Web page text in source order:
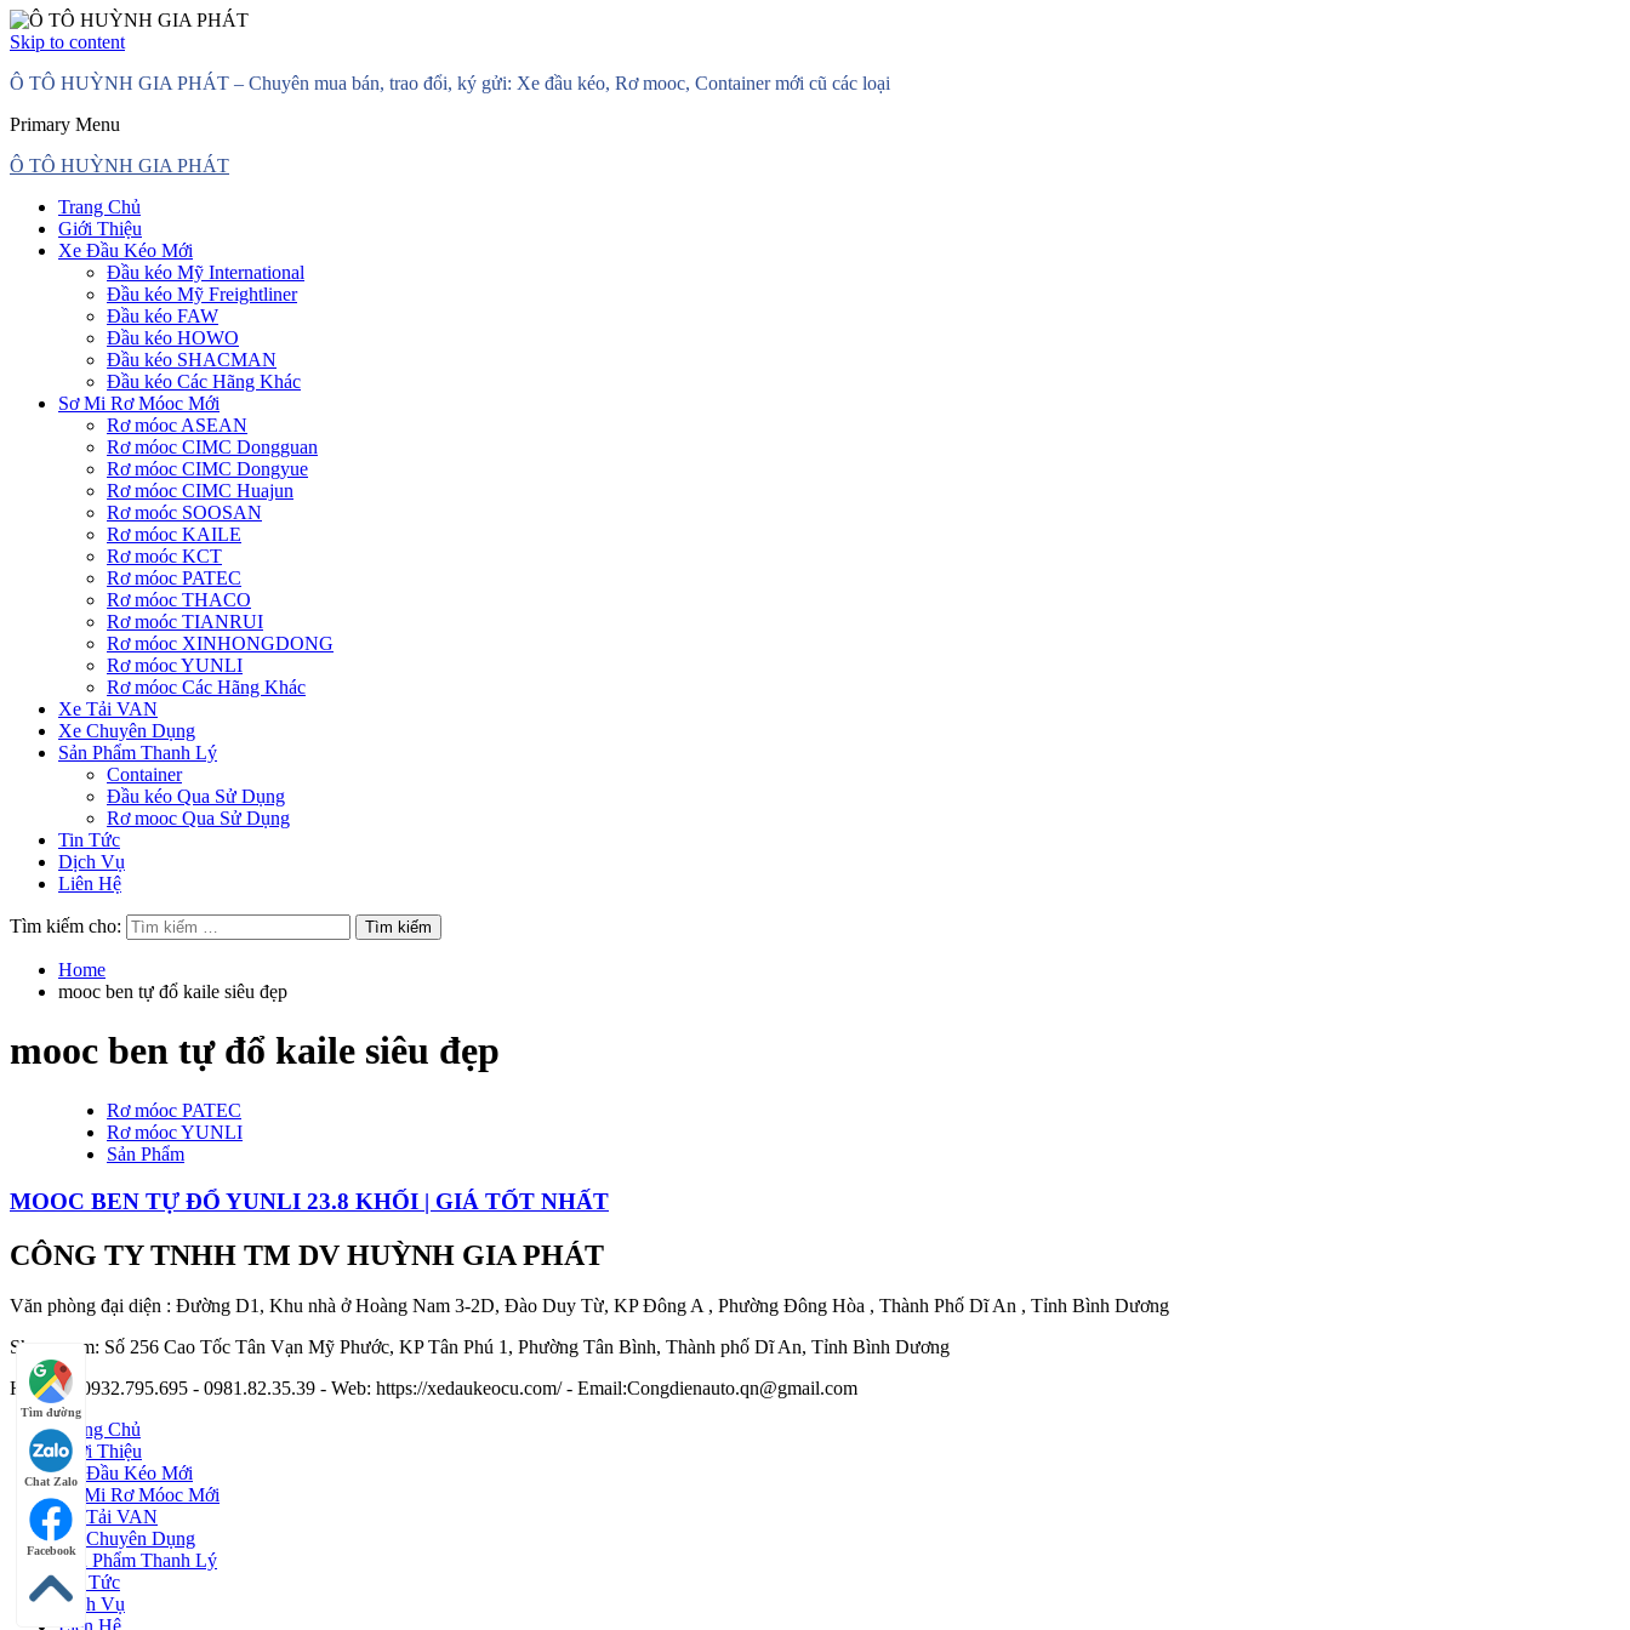
Skip to content
Ô TÔ HUỲNH GIA PHÁT – Chuyên mua bán, trao đổi, ký gửi: Xe đầu kéo, Rơ mooc, Container mới cũ các loại
Primary Menu
Ô TÔ HUỲNH GIA PHÁT
Trang Chủ
Giới Thiệu
Xe Đầu Kéo Mới
Đầu kéo Mỹ International
Đầu kéo Mỹ Freightliner
Đầu kéo FAW
Đầu kéo HOWO
Đầu kéo SHACMAN
Đầu kéo Các Hãng Khác
Sơ Mi Rơ Móoc Mới
Rơ móoc ASEAN
Rơ móoc CIMC Dongguan
Rơ móoc CIMC Dongyue
Rơ móoc CIMC Huajun
Rơ moóc SOOSAN
Rơ móoc KAILE
Rơ moóc KCT
Rơ móoc PATEC
Rơ móoc THACO
Rơ moóc TIANRUI
Rơ móoc XINHONGDONG
Rơ móoc YUNLI
Rơ móoc Các Hãng Khác
Xe Tải VAN
Xe Chuyên Dụng
Sản Phẩm Thanh Lý
Container
Đầu kéo Qua Sử Dụng
Rơ mooc Qua Sử Dụng
Tin Tức
Dịch Vụ
Liên Hệ
Tìm kiếm cho:
Home
mooc ben tự đổ kaile siêu đẹp
mooc ben tự đổ kaile siêu đẹp
Rơ móoc PATEC
Rơ móoc YUNLI
Sản Phẩm
MOOC BEN TỰ ĐỔ YUNLI 23.8 KHỐI | GIÁ TỐT NHẤT
CÔNG TY TNHH TM DV HUỲNH GIA PHÁT
Văn phòng đại diện : Đường D1, Khu nhà ở Hoàng Nam 3-2D, Đào Duy Từ, KP Đông A , Phường Đông Hòa , Thành Phố Dĩ An , Tỉnh Bình Dương
Showroom: Số 256 Cao Tốc Tân Vạn Mỹ Phước, KP Tân Phú 1, Phường Tân Bình, Thành phố Dĩ An, Tỉnh Bình Dương
Hotline : 0932.795.695 - 0981.82.35.39 - Web: https://xedaukeocu.com/ - Email:Congdienauto.qn@gmail.com
Tìm đường
Chat Zalo
Facebook
Trang Chủ
Giới Thiệu
Xe Đầu Kéo Mới
Sơ Mi Rơ Móoc Mới
Xe Tải VAN
Xe Chuyên Dụng
Sản Phẩm Thanh Lý
Tin Tức
Dịch Vụ